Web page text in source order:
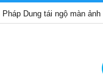
ngộ màn ảnh nhỏ TVB